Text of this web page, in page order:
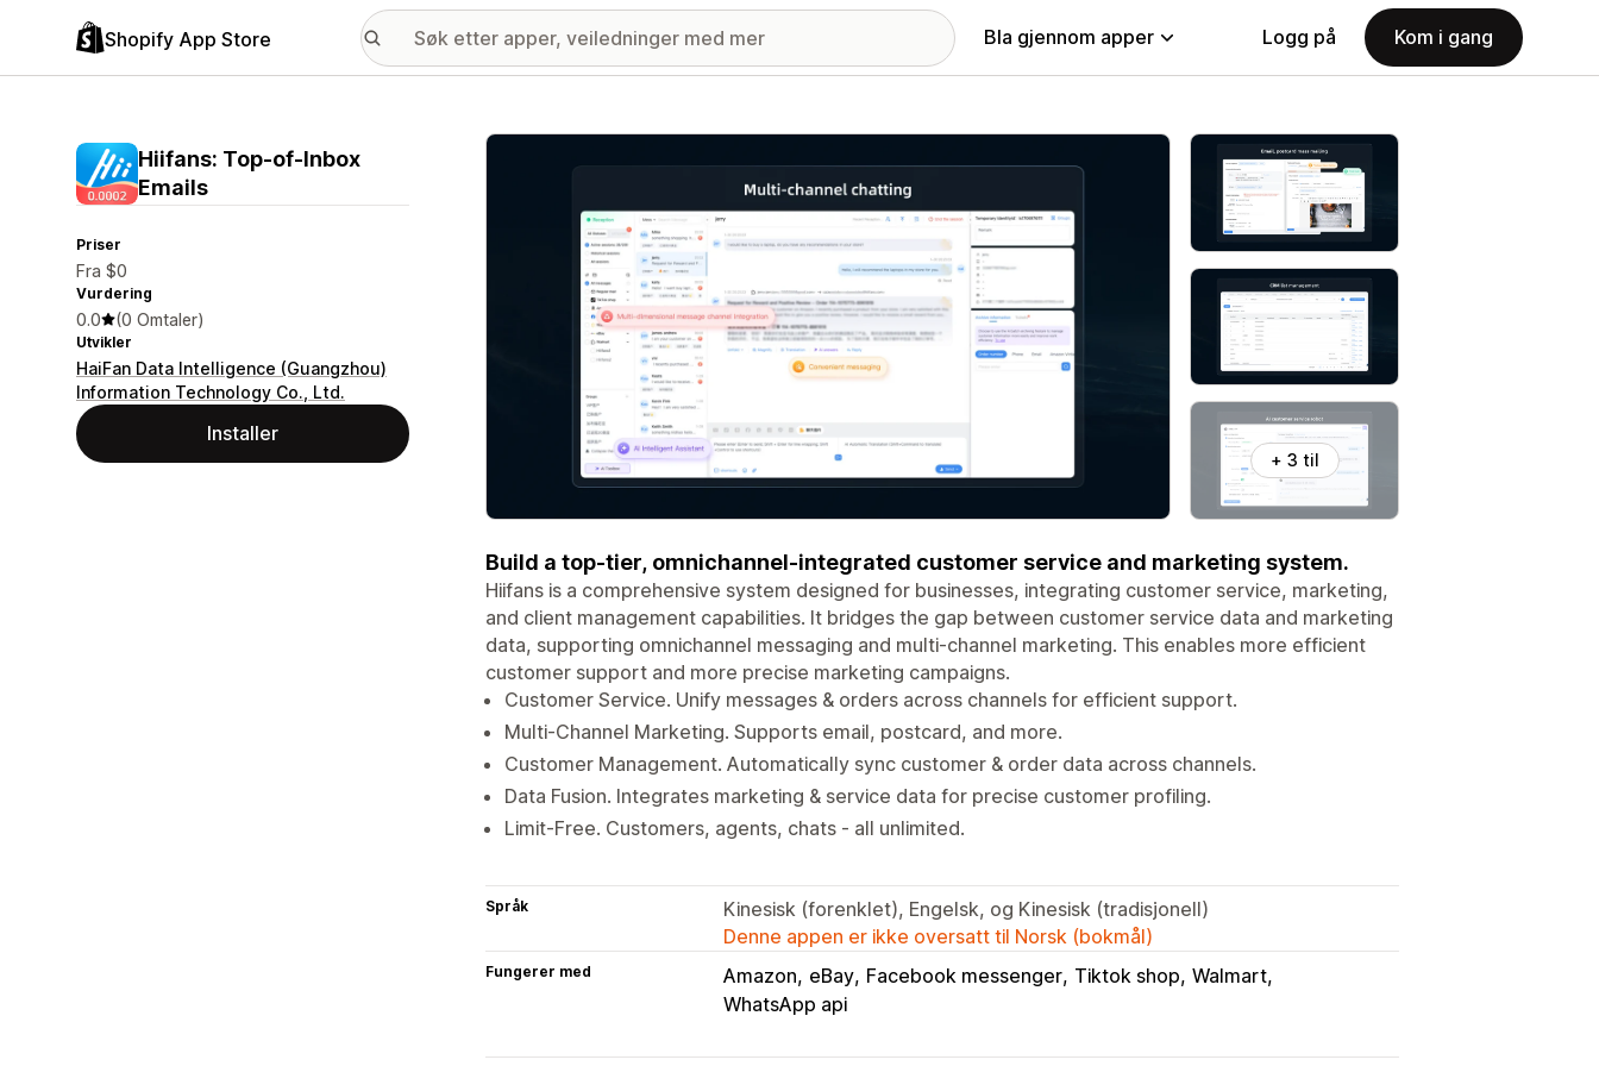
Shopify App Store Bla gjennom apper Logg på Kom i gang
Hiifans: Top‑of‑Inbox
Emails
Priser
Fra $0
Vurdering
0.0 (0 Omtaler)
Utvikler
HaiFan Data Intelligence (Guangzhou)
Information Technology Co., Ltd.
Installer
Galleri med fremhevede bilder
+ 3 til
Build a top-tier, omnichannel-integrated customer service and marketing system.
Hiifans is a comprehensive system designed for businesses, integrating customer service, marketing,
and client management capabilities. It bridges the gap between customer service data and marketing
data, supporting omnichannel messaging and multi-channel marketing. This enables more efficient
customer support and more precise marketing campaigns.
Customer Service. Unify messages & orders across channels for efficient support.
Multi-Channel Marketing. Supports email, postcard, and more.
Customer Management. Automatically sync customer & order data across channels.
Data Fusion. Integrates marketing & service data for precise customer profiling.
Limit-Free. Customers, agents, chats - all unlimited.
Språk
Kinesisk (forenklet), Engelsk, og Kinesisk (tradisjonell)
Denne appen er ikke oversatt til Norsk (bokmål)
Fungerer med Amazon eBay Facebook messenger Tiktok shop Walmart
WhatsApp api